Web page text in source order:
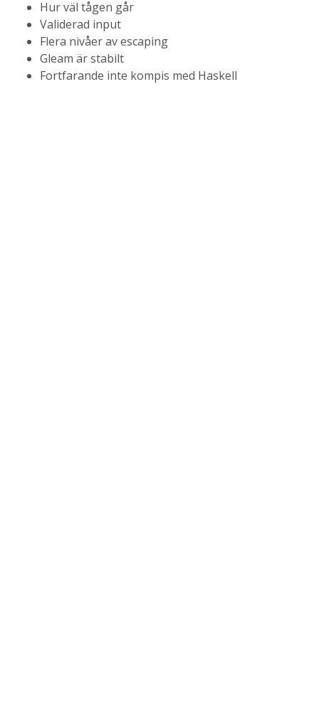
Hur väl tågen går
Validerad input
Flera nivåer av escaping
Gleam är stabilt
Fortfarande inte kompis med Haskell